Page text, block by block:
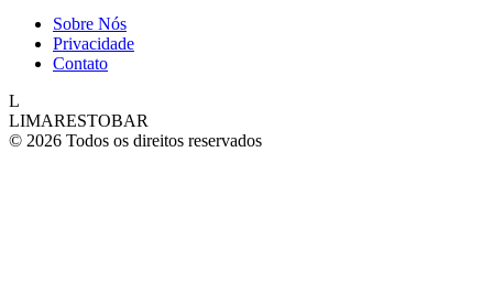
Sobre Nós
Privacidade
Contato
L
LIMARESTOBAR
© 2026 Todos os direitos reservados